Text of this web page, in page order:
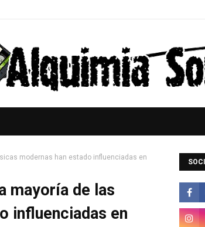
modernas han estado influenciadas en
mayoría de las
influenciadas en